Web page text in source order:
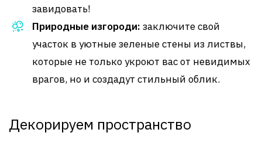
завидовать!
Природные изгороди: заключите свой
участок в уютные зеленые стены из листвы,
которые не только укроют вас от невидимых
врагов, но и создадут стильный облик.
Декорируем пространство